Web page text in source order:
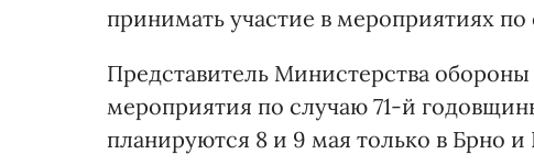
принимать участие в мероприятиях
Представитель Министерства
мероприятия по случаю 71-й
планируются 8 и 9 мая только в Брно и